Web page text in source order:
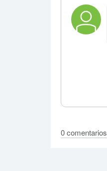
0 comentarios